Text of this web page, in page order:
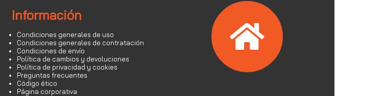
Información
Condiciones generales de uso
Condiciones generales de contratación
Condiciones de envío
Política de cambios y devoluciones
Política de privacidad y cookies
Preguntas frecuentes
Código ético
Página corporativa